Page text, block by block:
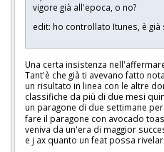
vigore già all'epoca, o no?
edit: ho controllato Itunes, è
Una certa insistenza
Tant'è che già ti avevano fatto
un risultato in linea con le altre
classifiche da più di due mesi
un paragone di due settimane
fare il paragone con avocado
veniva da un'era di maggior
e j ax quanto un feat possa